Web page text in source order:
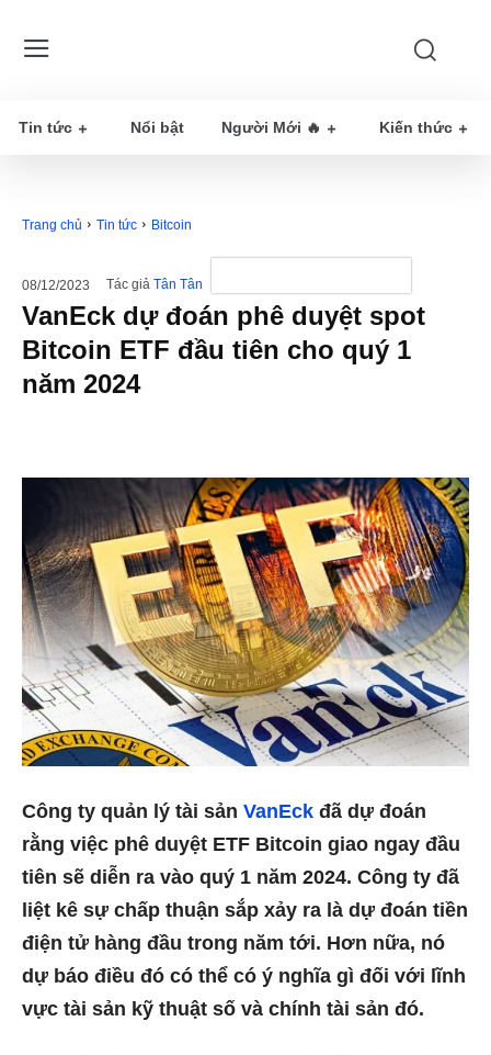
Tin tức Nổi bật Người Mới 🔥 Kiến thức
Trang chủ Tin tức Bitcoin
08/12/2023 Tác giả Tân Tân
VanEck dự đoán phê duyệt spot
Bitcoin ETF đầu tiên cho quý 1
năm 2024
Công ty quản lý tài sản VanEck đã dự đoán
rằng việc phê duyệt ETF Bitcoin giao ngay đầu
tiên sẽ diễn ra vào quý 1 năm 2024. Công ty đã
liệt kê sự chấp thuận sắp xảy ra là dự đoán tiền
điện tử hàng đầu trong năm tới. Hơn nữa, nó
dự báo điều đó có thể có ý nghĩa gì đối với lĩnh
vực tài sản kỹ thuật số và chính tài sản đó.